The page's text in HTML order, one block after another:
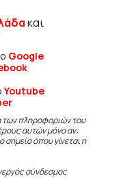
και
Google
Youtube
των πληροφοριών του
αυτών μόνο αν:
σημείο όπου γίνεται η
σύνδεσμος